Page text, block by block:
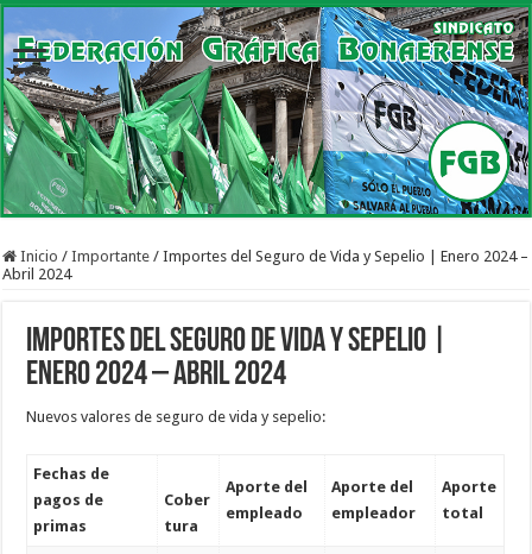
Inicio / Importante / Importes del Seguro de Vida y Sepelio | Enero 2024 –
Abril 2024
Importes del Seguro de Vida y Sepelio |
Enero 2024 – Abril 2024
Nuevos valores de seguro de vida y sepelio:
Fechas de
pagos de
primas
Cober
tura
Aporte del
empleado
Aporte del
empleador
Aporte
total